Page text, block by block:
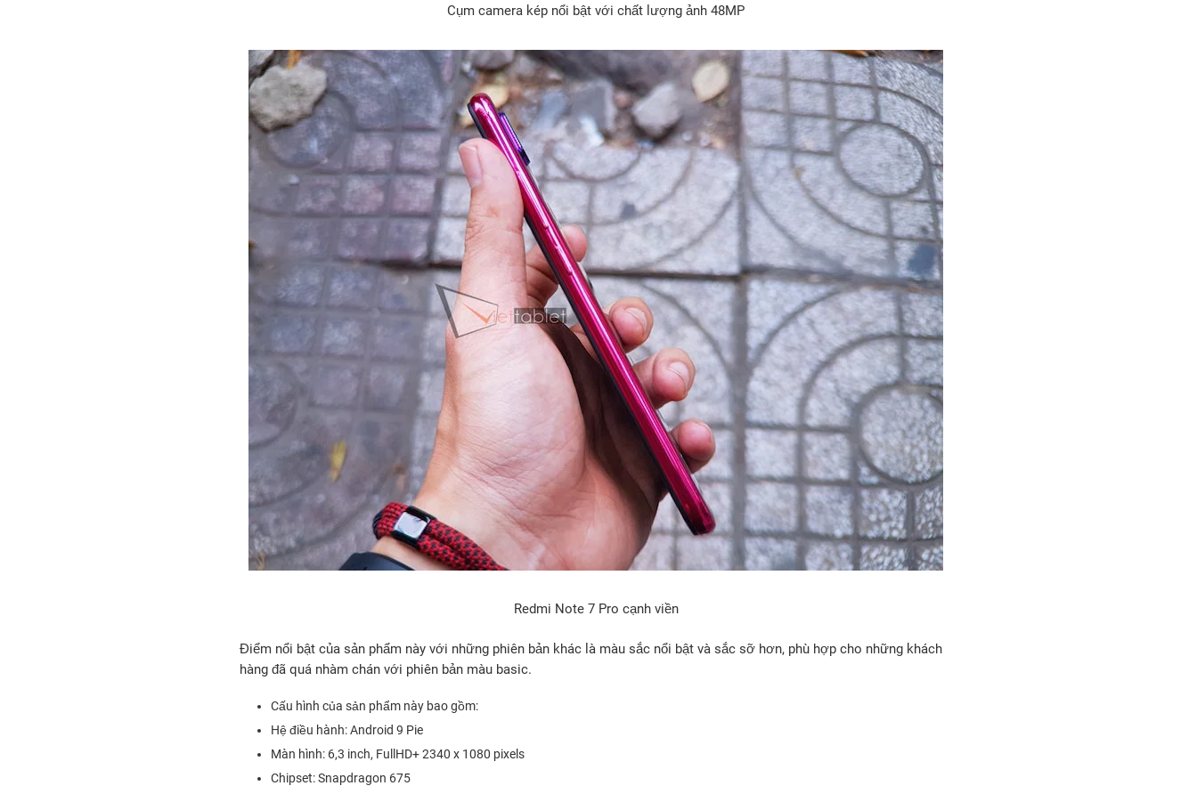
Cụm camera kép nổi bật với chất lượng ảnh 48MP
Redmi Note 7 Pro cạnh viền
Điểm nổi bật của sản phẩm này với những phiên bản khác là màu sắc nổi bật và sắc sỡ hơn, phù hợp cho những khách
hàng đã quá nhàm chán với phiên bản màu basic.
Cấu hình của sản phẩm này bao gồm:
Hệ điều hành: Android 9 Pie
Màn hình: 6,3 inch, FullHD+ 2340 x 1080 pixels
Chipset: Snapdragon 675